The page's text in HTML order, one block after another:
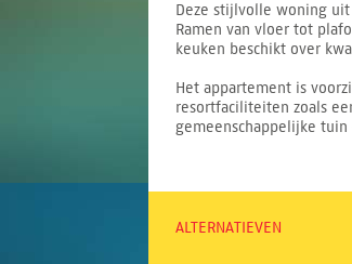
Deze stijlvolle woning uit
Ramen van vloer tot
keuken beschikt over
Het appartement is
resortfaciliteiten zoals
gemeenschappelijke
ALTERNATIEVEN